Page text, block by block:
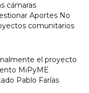
cámaras
Aportes No
comunitarios
el proyecto
MiPyME
Pablo Farías